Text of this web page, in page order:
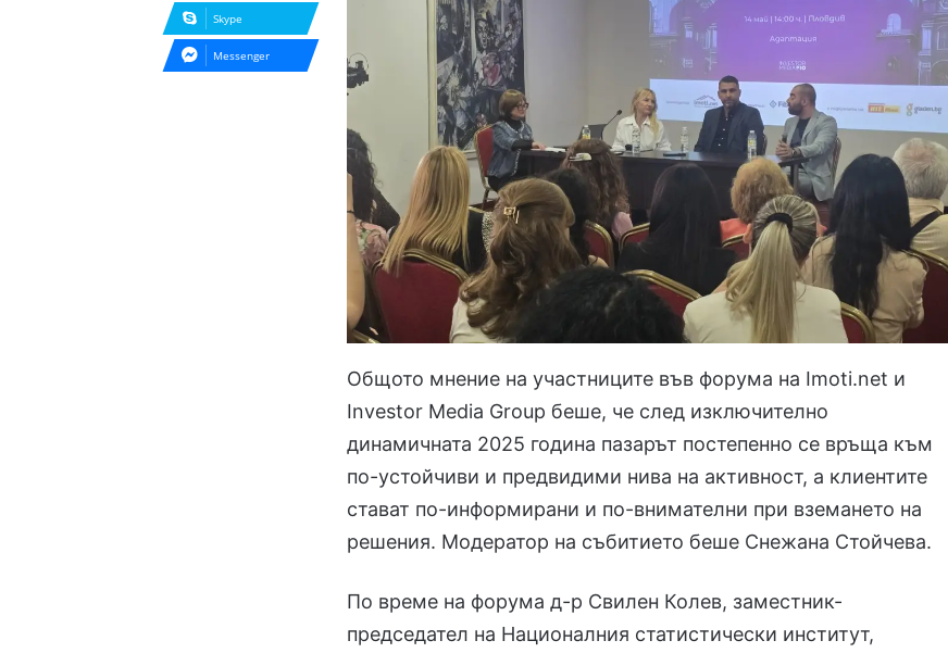
Общото мнение на участниците във форума на Imoti.net и
Investor Media Group беше, че след изключително
динамичната 2025 година пазарът постепенно се връща към
по-устойчиви и предвидими нива на активност, а клиентите
стават по-информирани и по-внимателни при вземането на
решения. Модератор на събитието беше Снежана Стойчева.
По време на форума д-р Свилен Колев, заместник-
председател на Националния статистически институт,
Skype
Messenger